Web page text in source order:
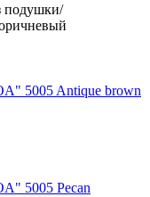
подушки/
5005 Antique brown
5005 Pecan